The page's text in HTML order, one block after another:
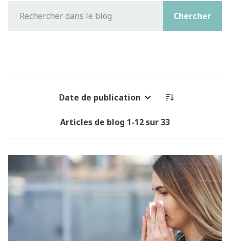
Chercher
Articles de blog 1-12sur33